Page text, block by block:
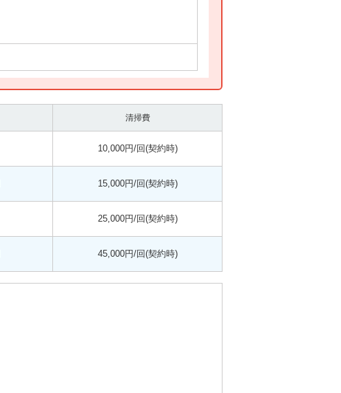
清掃費
10,000円/回(契約時)
15,000円/回(契約時)
25,000円/回(契約時)
45,000円/回(契約時)